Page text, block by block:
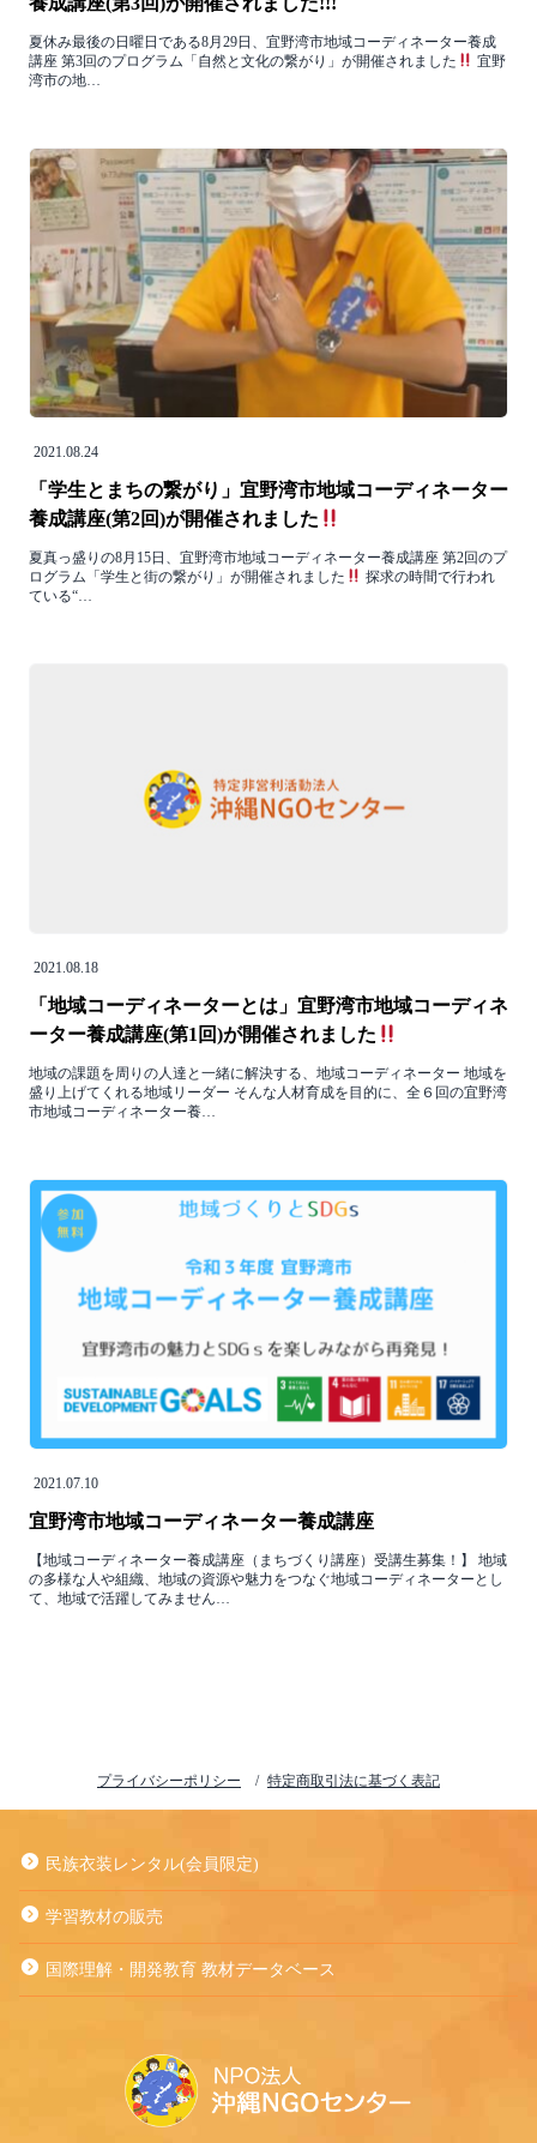
夏休み最後の日曜日である8月29日、宜野湾市地域コーディネーター養成
講座 第3回のプログラム「自然と文化の繋がり」が開催されました
宜野
湾市の地…
2021.08.24
「学生とまちの繋がり」宜野湾市地域コーディネーター
養成講座(第2回)が開催されました
夏真っ盛りの8月15日、宜野湾市地域コーディネーター養成講座 第2回のプ
ログラム「学生と街の繋がり」が開催されました
探求の時間で行われ
ている“…
2021.08.18
「地域コーディネーターとは」宜野湾市地域コーディネ
ーター養成講座(第1回)が開催されました
地域の課題を周りの人達と一緒に解決する、地域コーディネーター 地域を
盛り上げてくれる地域リーダー そんな人材育成を目的に、全６回の宜野湾
市地域コーディネーター養…
2021.07.10
宜野湾市地域コーディネーター養成講座
【地域コーディネーター養成講座（まちづくり講座）受講生募集！】 地域
の多様な⼈や組織、地域の資源や魅⼒をつなぐ地域コーディネーターとし
て、地域で活躍してみません…
プライバシーポリシー 特定商取引法に基づく表記
民族衣装レンタル(会員限定)
学習教材の販売
国際理解・開発教育 教材データベース